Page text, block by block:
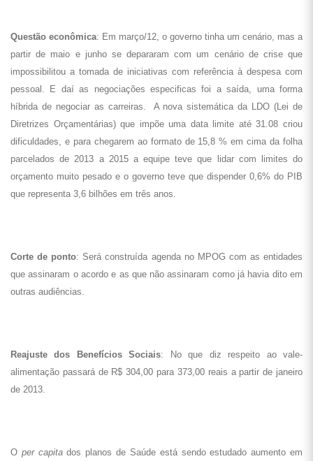
Questão econômica: Em março/12, o governo tinha um cenário, mas a
partir de maio e junho se depararam com um cenário de crise que
impossibilitou a tomada de iniciativas com referência à despesa com
pessoal. E daí as negociações especificas foi a saída, uma forma
híbrida de negociar as carreiras. A nova sistemática da LDO (Lei de
Diretrizes Orçamentárias) que impõe uma data limite até 31.08 criou
dificuldades, e para chegarem ao formato de 15,8 % em cima da folha
parcelados de 2013 a 2015 a equipe teve que lidar com limites do
orçamento muito pesado e o governo teve que dispender 0,6% do PIB
que representa 3,6 bilhões em três anos.
Corte de ponto: Será construída agenda no MPOG com as entidades
que assinaram o acordo e as que não assinaram como já havia dito em
outras audiências.
Reajuste dos Benefícios Sociais: No que diz respeito ao vale-
alimentação passará de R$ 304,00 para 373,00 reais a partir de janeiro
de 2013.
O per capitados planos de Saúde está sendo estudado aumento em